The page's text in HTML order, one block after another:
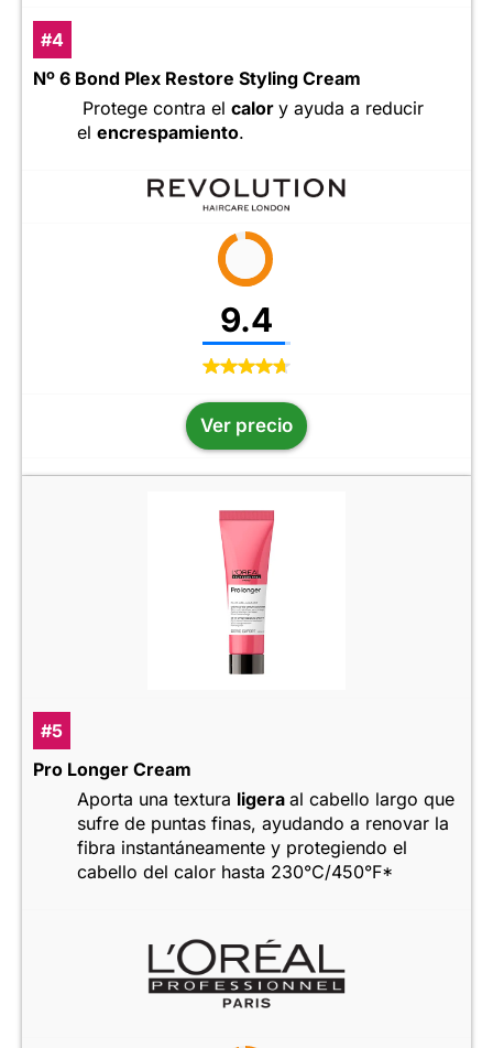
#4
Nº 6 Bond Plex Restore Styling Cream
Protege contra el calor y ayuda a reducir
el encrespamiento.
9.4
Ver precio
#5
Pro Longer Cream
Aporta una textura ligera al cabello largo que
sufre de puntas finas, ayudando a renovar la
fibra instantáneamente y protegiendo el
cabello del calor hasta 230°C/450°F*